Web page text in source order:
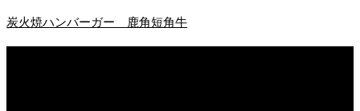
炭火焼ハンバーガー 鹿角短角牛